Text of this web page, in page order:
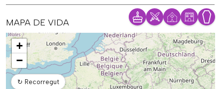
MAPA DE VIDA
Mapa
+
−
↻ Recorregut